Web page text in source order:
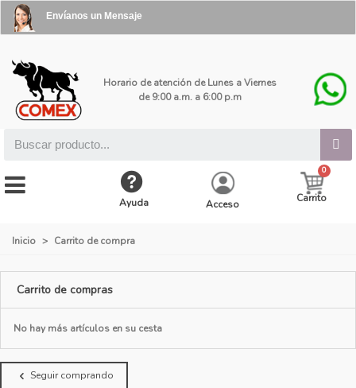
Envíanos un Mensaje
Horario de atención de Lunes a Viernes
de 9:00 a.m. a 6:00 p.m
Ayuda Acceso Carrito
Inicio > Carrito de compra
Carrito de compras
No hay más artículos en su cesta
Seguir comprando